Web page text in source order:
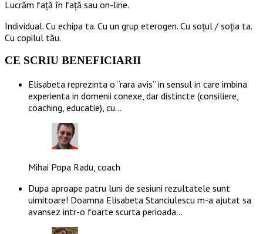
Lucrăm față în față sau on-line.
Individual. Cu echipa ta. Cu un grup eterogen. Cu soțul / soția ta.
Cu copilul tău.
CE SCRIU BENEFICIARII
Elisabeta reprezinta o “rara avis” in sensul in care imbina
experienta in domenii conexe, dar distincte (consiliere,
coaching, educatie), cu…
Mihai Popa Radu, coach
Dupa aproape patru luni de sesiuni rezultatele sunt
uimitoare! Doamna Elisabeta Stanciulescu m-a ajutat sa
avansez intr-o foarte scurta perioada…